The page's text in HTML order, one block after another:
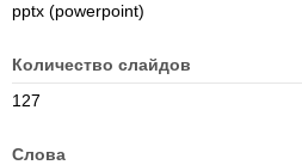
pptx (powerpoint)
Количество слайдов
127
Слова